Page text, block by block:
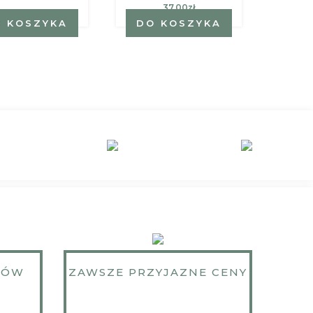
KOSZYKA
37.00zł
DO KOSZYKA
ZAWSZE PRZYJAZNE CENY